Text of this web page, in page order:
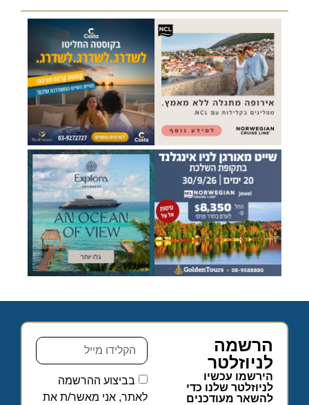
הרשמה
לניוזלטר
הירשמו עכשיו
לניוזלטר שלנו כדי
להשאר מעודכנים
בביצוע ההרשמה
לאתר, אני מאשר/ת את